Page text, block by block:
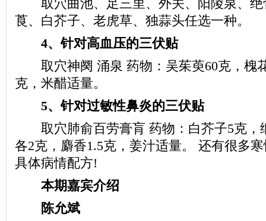
取穴曲池、足三里、外关、阳陵泉、绝
莨、白芥子、老虎草、独蒜头任选一种。
4、针对高血压的三伏贴
取穴神阕 涌泉 药物：吴茱萸60克，槐
克，米醋适量。
5、针对过敏性鼻炎的三伏贴
取穴肺俞百劳膏肓 药物：白芥子5克，
各2克，麝香1.5克，姜汁适量。 还有很多
具体病情配方!
本期嘉宾介绍
陈允斌